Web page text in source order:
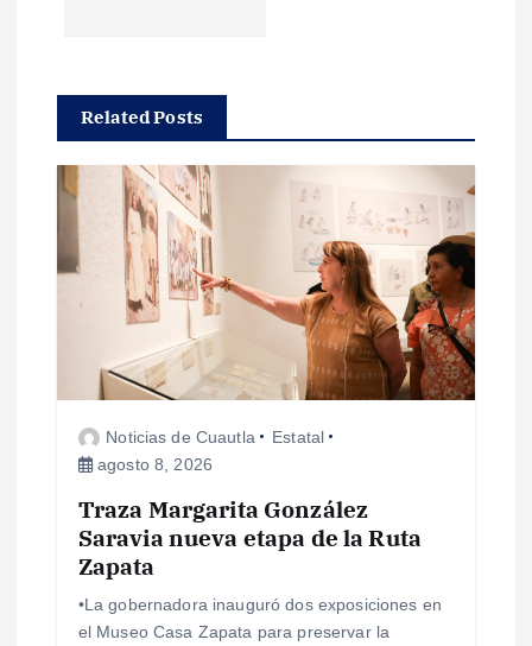
ó
d
e
Related Posts
Noticias de Cuautla
Estatal
agosto 8, 2026
Traza Margarita González
Saravia nueva etapa de la Ruta
Zapata
•La gobernadora inauguró dos exposiciones en
el Museo Casa Zapata para preservar la